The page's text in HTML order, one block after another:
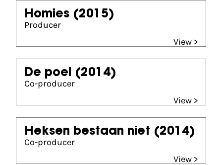
Homies (2015)
Producer
View >
De poel (2014)
Co-producer
View >
Heksen bestaan niet (2014)
Co-producer
View >